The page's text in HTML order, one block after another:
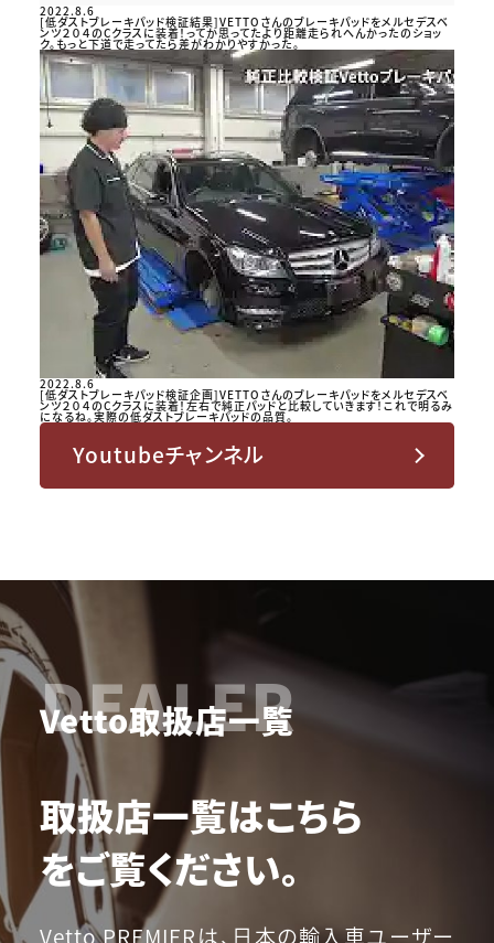
2022.8.6
[低ダストブレーキパッド検証結果]VETTOさんのブレーキパッドをメルセデスベ
ンツ２０４のCクラスに装着！ってか思ってたより距離走られへんかったのショッ
ク。もっと下道で走ってたら差がわかりやすかった。
2022.8.6
[低ダストブレーキパッド検証企画]VETTOさんのブレーキパッドをメルセデスベ
ンツ２０４のCクラスに装着！左右で純正パッドと比較していきます！これで明るみ
になるね。実際の低ダストブレーキパッドの品質。
Youtubeチャンネル
DEALER
Vetto取扱店一覧
取扱店一覧はこちら
をご覧ください。
Vetto PREMIERは、日本の輸入車ユーザー